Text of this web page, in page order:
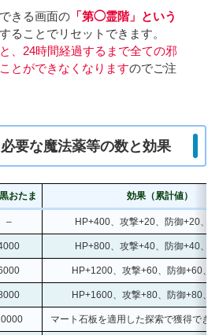
きる画面の 「第◯霊階」という
することでリセットできます。
、24時間経過するまで全ての邪
とができなくなりますのでご注
要な魔法薬等の数と効果
おたま 効果（累計値）
– HP+400、攻撃+20、防御+20、
HP+800、攻撃+40、防御+40、
HP+1200、攻撃+60、防御+60、
HP+1600、攻撃+80、防御+80、
マート石板を適用した探索で獲得でき